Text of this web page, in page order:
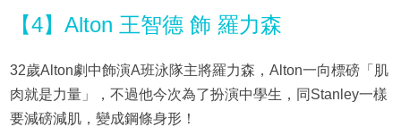
【4】Alton 王智德 飾 羅力森
32歲Alton劇中飾演A班泳隊主將羅力森，Alton一向標磅「肌
肉就是力量」，不過他今次為了扮演中學生，同Stanley一樣
要減磅減肌，變成鋼條身形！